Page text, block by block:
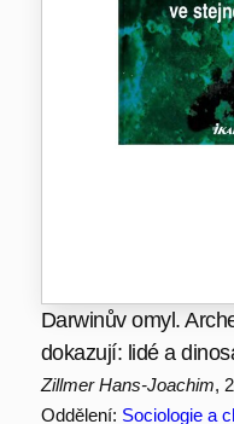
Darwinův omyl.
dokazují: lidé a
Zillmer Hans-Joachim,
Oddělení: Sociologie a